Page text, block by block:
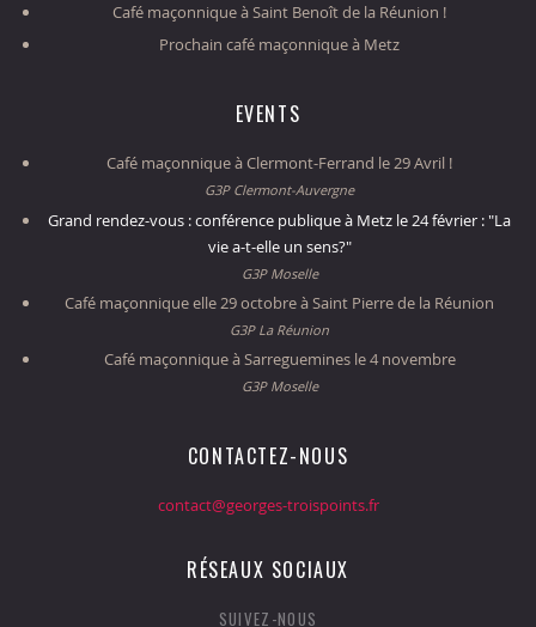
Café maçonnique à Saint Benoît de la Réunion !
Prochain café maçonnique à Metz
EVENTS
Café maçonnique à Clermont-Ferrand le 29 Avril !
G3P Clermont-Auvergne
Grand rendez-vous : conférence publique à Metz le 24 février : "La
vie a-t-elle un sens?"
G3P Moselle
Café maçonnique elle 29 octobre à Saint Pierre de la Réunion
G3P La Réunion
Café maçonnique à Sarreguemines le 4 novembre
G3P Moselle
CONTACTEZ-NOUS
contact@georges-troispoints.fr
RÉSEAUX SOCIAUX
SUIVEZ-NOUS